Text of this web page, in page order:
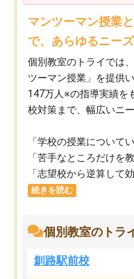
マンツーマン授業
で、あらゆるニー
個別教室のトライでは
ツーマン授業」を提供い
147万人※の指導実績を
校対策まで、幅広いニ
「学校の授業について
「苦手なところだけを
「志望校から逆算して
続きを読む
個別教室のトラ
釧路駅前校